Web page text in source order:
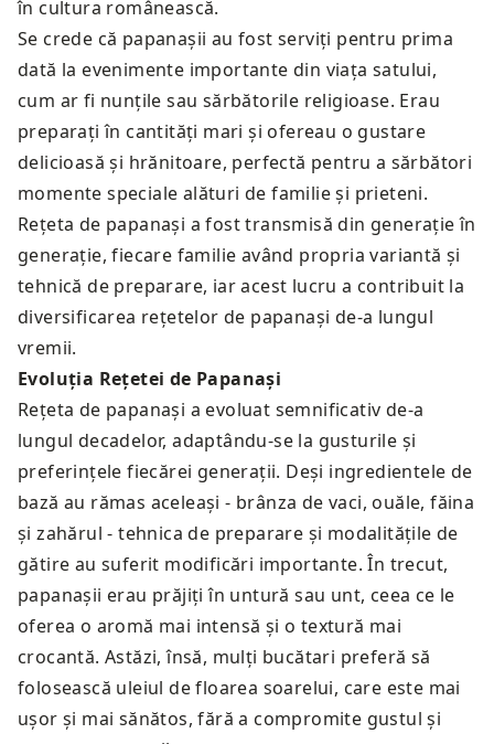
în cultura românească.
Se crede că papanașii au fost serviți pentru prima
dată la evenimente importante din viața satului,
cum ar fi nunțile sau sărbătorile religioase. Erau
preparați în cantități mari și ofereau o gustare
delicioasă și hrănitoare, perfectă pentru a sărbători
momente speciale alături de familie și prieteni.
Rețeta de papanași a fost transmisă din generație în
generație, fiecare familie având propria variantă și
tehnică de preparare, iar acest lucru a contribuit la
diversificarea rețetelor de papanași de-a lungul
vremii.
Evoluția Rețetei de Papanași
Rețeta de papanași a evoluat semnificativ de-a
lungul decadelor, adaptându-se la gusturile și
preferințele fiecărei generații. Deși ingredientele de
bază au rămas aceleași - brânza de vaci, ouăle, făina
și zahărul - tehnica de preparare și modalitățile de
gătire au suferit modificări importante. În trecut,
papanașii erau prăjiți în untură sau unt, ceea ce le
oferea o aromă mai intensă și o textură mai
crocantă. Astăzi, însă, mulți bucătari preferă să
folosească uleiul de floarea soarelui, care este mai
ușor și mai sănătos, fără a compromite gustul și